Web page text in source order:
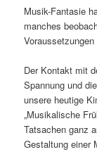
Musik-Fantasie
manches
Der Kontakt mit
Spannung und
unsere heutige
„Musikalische
Tatsachen ganz
Gestaltung einer